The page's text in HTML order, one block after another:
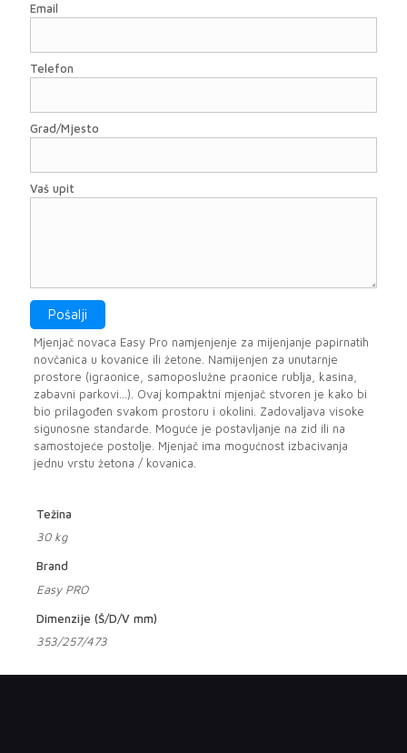
Email
Telefon
Grad/Mjesto
Vaš upit
Mjenjač novaca Easy Pro namjenjenje za mijenjanje papirnatih
novčanica u kovanice ili žetone. Namijenjen za unutarnje
prostore (igraonice, samoposlužne praonice rublja, kasina,
zabavni parkovi…). Ovaj kompaktni mjenjač stvoren je kako bi
bio prilagođen svakom prostoru i okolini. Zadovaljava visoke
sigunosne standarde. Moguće je postavljanje na zid ili na
samostojeće postolje. Mjenjač ima mogućnost izbacivanja
jednu vrstu žetona / kovanica.
Težina
30 kg
Brand
Easy PRO
Dimenzije (Š/D/V mm)
353/257/473